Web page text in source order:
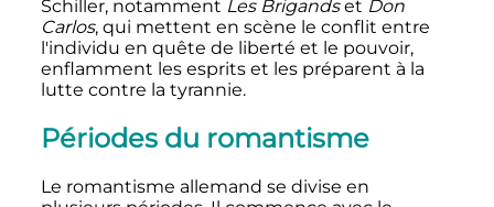
Schiller, notamment Les Brigandset Don
Carlos, qui mettent en scène le conflit entre
l'individu en quête de liberté et le pouvoir,
enflamment les esprits et les préparent à la
lutte contre la tyrannie.
Périodes du romantisme
Le romantisme allemand se divise en